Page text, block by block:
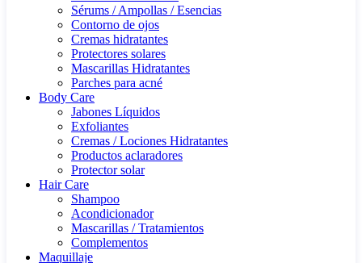
Sérums / Ampollas / Esencias
Contorno de ojos
Cremas hidratantes
Protectores solares
Mascarillas Hidratantes
Parches para acné
Body Care
Jabones Líquidos
Exfoliantes
Cremas / Lociones Hidratantes
Productos aclaradores
Protector solar
Hair Care
Shampoo
Acondicionador
Mascarillas / Tratamientos
Complementos
Maquillaje